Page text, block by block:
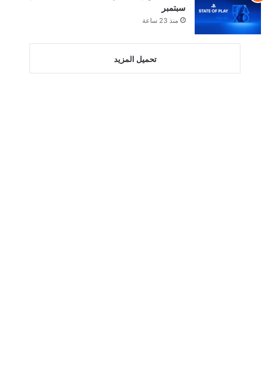
سبتمبر
منذ 23 ساعة
تحميل المزيد